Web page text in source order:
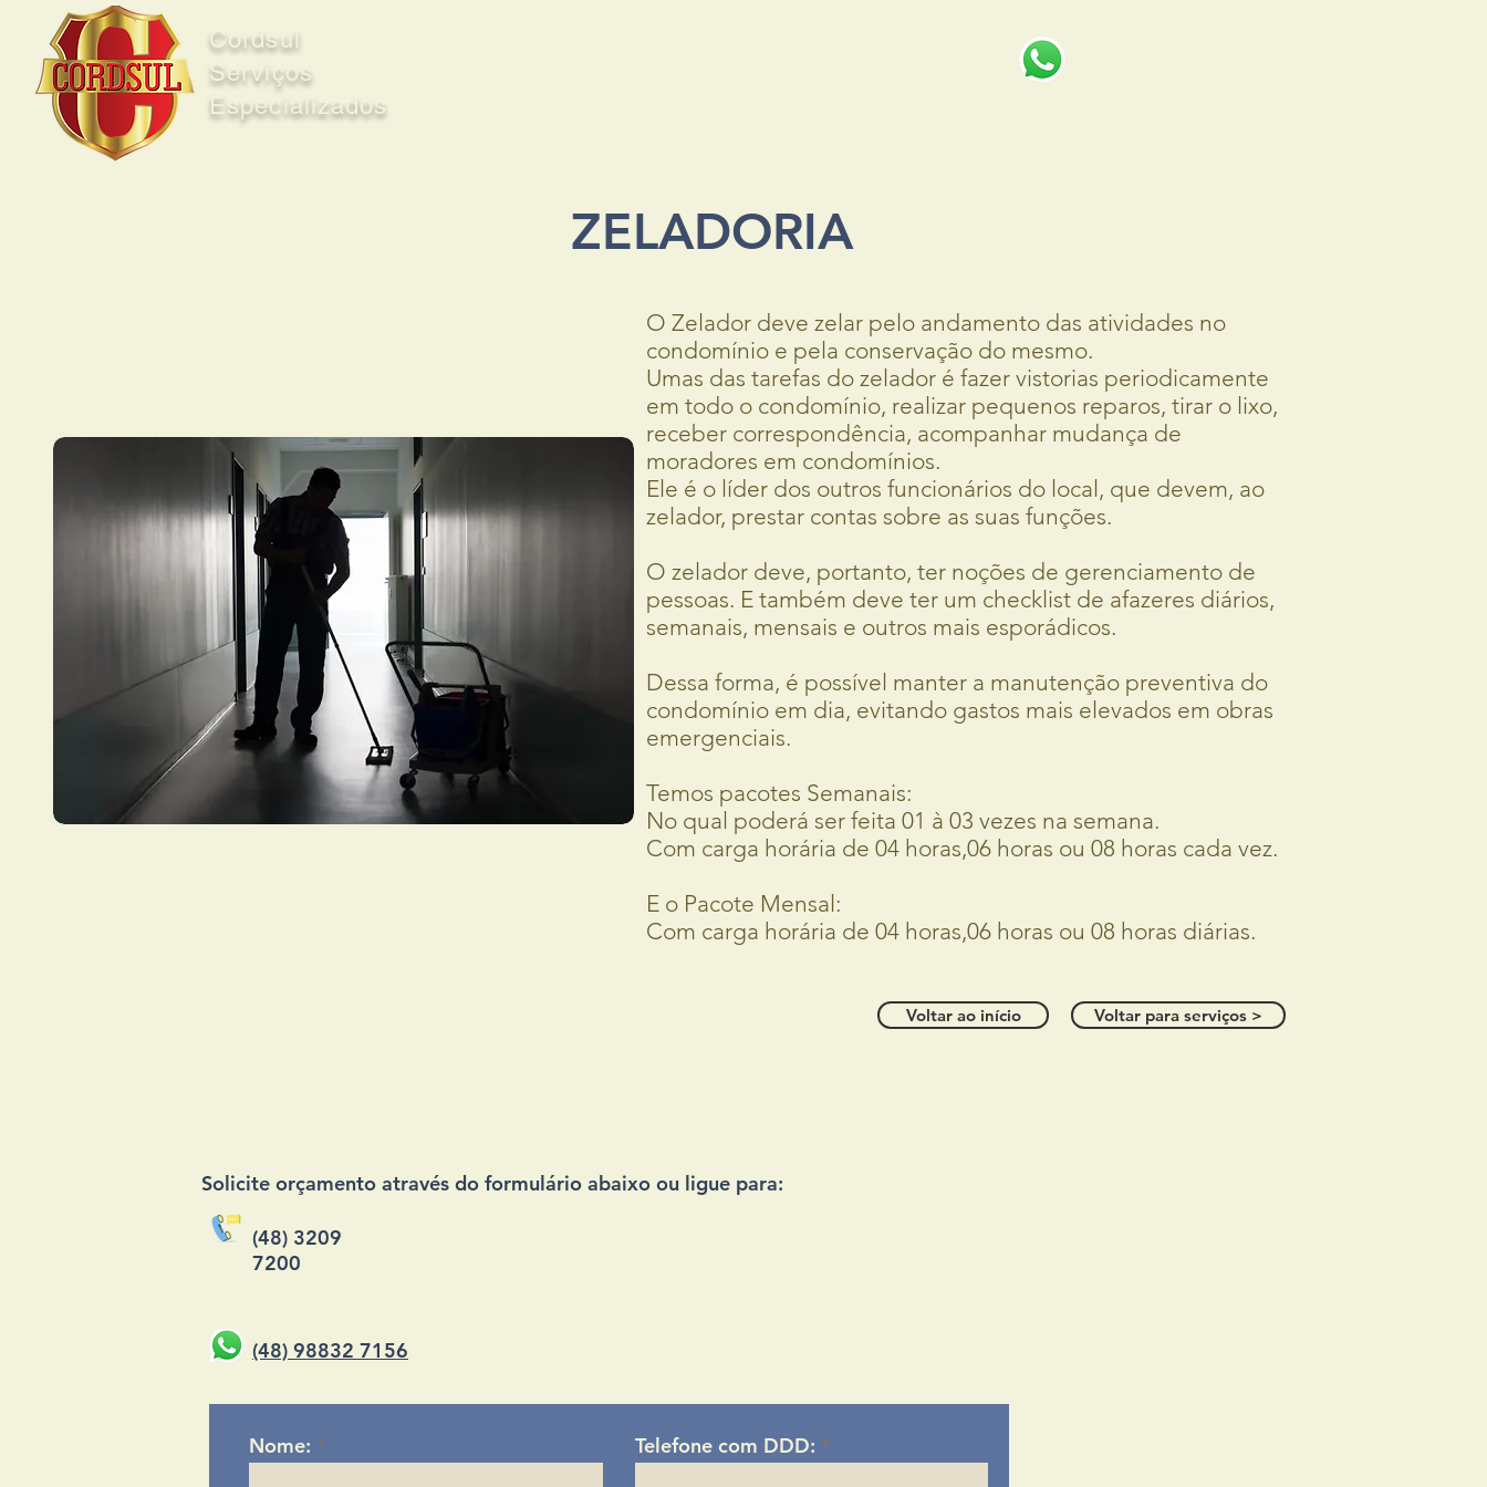
Cordsul
Serviços
Especializados
ZELADORIA
O Zelador deve zelar pelo andamento das atividades no
condomínio e pela conservação do mesmo.
Umas das tarefas do zelador é fazer vistorias periodicamente
em todo o condomínio, realizar pequenos reparos, tirar o lixo,
receber correspondência, acompanhar mudança de
moradores em condomínios.
Ele é o líder dos outros funcionários do local, que devem, ao
zelador, prestar contas sobre as suas funções.
O zelador deve, portanto, ter noções de gerenciamento de
pessoas. E também deve ter um checklist de afazeres diários,
semanais, mensais e outros mais esporádicos.
Dessa forma, é possível manter a manutenção preventiva do
condomínio em dia, evitando gastos mais elevados em obras
emergenciais.
Temos pacotes Semanais:
No qual poderá ser feita 01 à 03 vezes na semana.
Com carga horária de 04 horas,06 horas ou 08 horas cada vez.
E o Pacote Mensal:
Com carga horária de 04 horas,06 horas ou 08 horas diárias.
Voltar ao início Voltar para serviços >
Solicite orçamento através do formulário abaixo ou ligue para:
(48) 3209
7200
(48) 98832 7156
Nome: Telefone com DDD: